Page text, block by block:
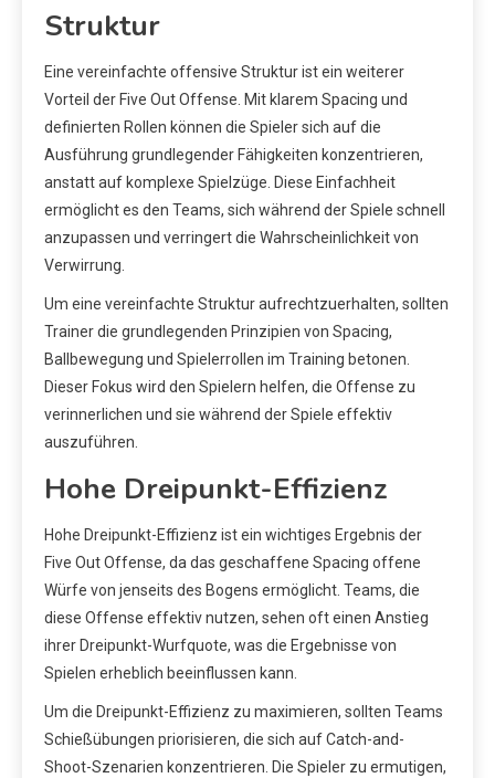
Struktur
Eine vereinfachte offensive Struktur ist ein weiterer
Vorteil der Five Out Offense. Mit klarem Spacing und
definierten Rollen können die Spieler sich auf die
Ausführung grundlegender Fähigkeiten konzentrieren,
anstatt auf komplexe Spielzüge. Diese Einfachheit
ermöglicht es den Teams, sich während der Spiele schnell
anzupassen und verringert die Wahrscheinlichkeit von
Verwirrung.
Um eine vereinfachte Struktur aufrechtzuerhalten, sollten
Trainer die grundlegenden Prinzipien von Spacing,
Ballbewegung und Spielerrollen im Training betonen.
Dieser Fokus wird den Spielern helfen, die Offense zu
verinnerlichen und sie während der Spiele effektiv
auszuführen.
Hohe Dreipunkt-Effizienz
Hohe Dreipunkt-Effizienz ist ein wichtiges Ergebnis der
Five Out Offense, da das geschaffene Spacing offene
Würfe von jenseits des Bogens ermöglicht. Teams, die
diese Offense effektiv nutzen, sehen oft einen Anstieg
ihrer Dreipunkt-Wurfquote, was die Ergebnisse von
Spielen erheblich beeinflussen kann.
Um die Dreipunkt-Effizienz zu maximieren, sollten Teams
Schießübungen priorisieren, die sich auf Catch-and-
Shoot-Szenarien konzentrieren. Die Spieler zu ermutigen,